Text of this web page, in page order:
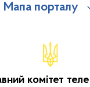
Мапа порталу
комітет